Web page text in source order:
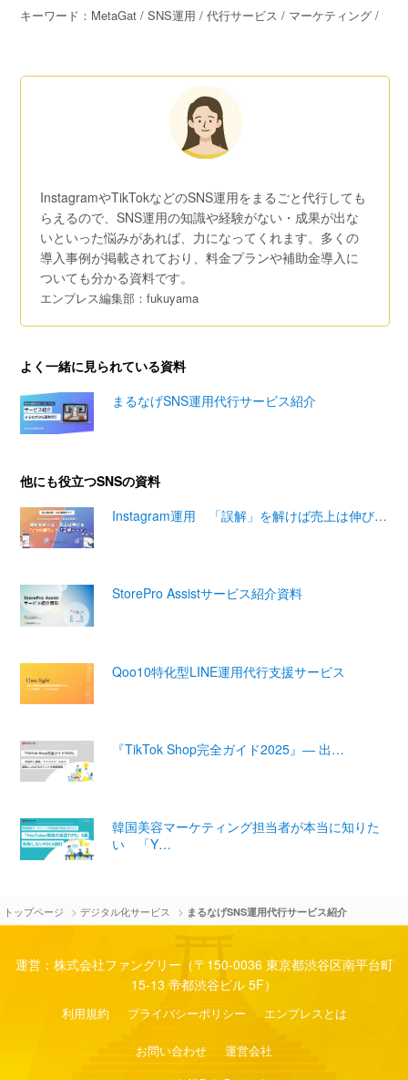
キーワード：MetaGat / SNS運用 / 代行サービス / マーケティング /
InstagramやTikTokなどのSNS運用をまるごと代行しても
らえるので、SNS運用の知識や経験がない・成果が出な
いといった悩みがあれば、力になってくれます。多くの
導入事例が掲載されており、料金プランや補助金導入に
ついても分かる資料です。
エンプレス編集部：fukuyama
よく一緒に見られている資料
まるなげSNS運用代行サービス紹介
他にも役立つSNSの資料
Instagram運用 「誤解」を解けば売上は伸び…
StorePro Assistサービス紹介資料
Qoo10特化型LINE運用代行支援サービス
『TikTok Shop完全ガイド2025』― 出…
韓国美容マーケティング担当者が本当に知りた
い 「Y…
トップページ >デジタル化サービス > まるなげSNS運用代行サービス紹介
運営：株式会社ファングリー（〒150-0036 東京都渋谷区南平台町
15-13 帝都渋谷ビル 5F）
利用規約 プライバシーポリシー エンプレスとは
お問い合わせ 運営会社